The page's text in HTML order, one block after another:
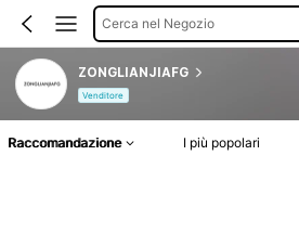
Cerca nel Negozio
ZONGLIANJIAFG
Venditore
Raccomandazione I più popolari